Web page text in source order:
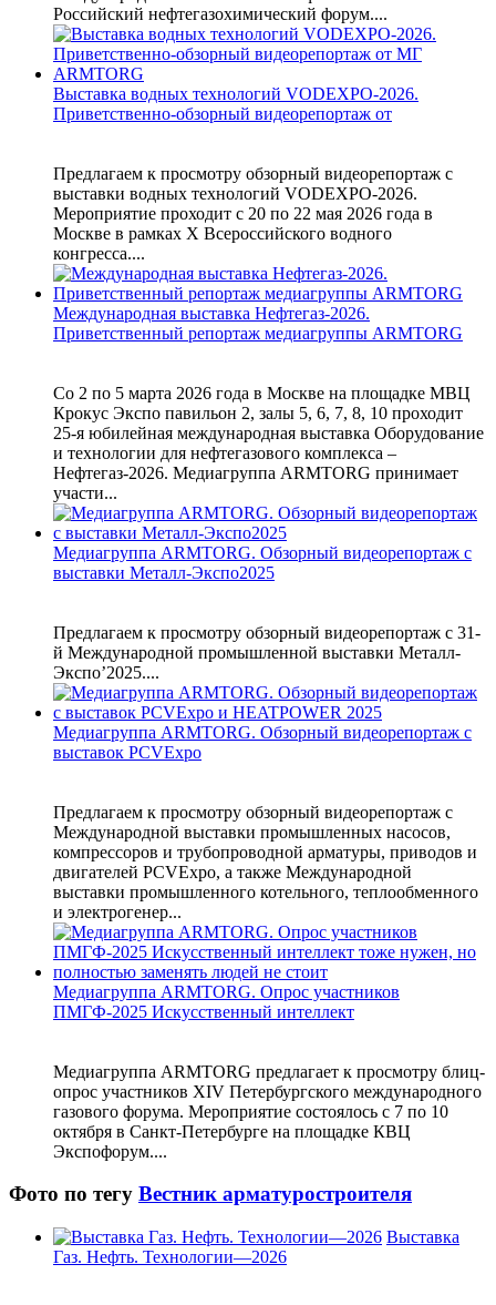
Российский нефтегазохимический форум....
Выставка водных технологий VODEXPO-2026.
Приветственно-обзорный видеорепортаж от
Предлагаем к просмотру обзорный видеорепортаж с
выставки водных технологий VODEXPO-2026.
Мероприятие проходит с 20 по 22 мая 2026 года в
Москве в рамках X Всероссийского водного
конгресса....
Международная выставка Нефтегаз-2026.
Приветственный репортаж медиагруппы ARMTORG
Со 2 по 5 марта 2026 года в Москве на площадке МВЦ
Крокус Экспо павильон 2, залы 5, 6, 7, 8, 10 проходит
25-я юбилейная международная выставка Оборудование
и технологии для нефтегазового комплекса –
Нефтегаз-2026. Медиагруппа ARMTORG принимает
участи...
Медиагруппа ARMTORG. Обзорный видеорепортаж с
выставки Металл-Экспо2025
Предлагаем к просмотру обзорный видеорепортаж с 31-
й Международной промышленной выставки Металл-
Экспо’2025....
Медиагруппа ARMTORG. Обзорный видеорепортаж с
выставок PCVExpo
Предлагаем к просмотру обзорный видеорепортаж с
Международной выставки промышленных насосов,
компрессоров и трубопроводной арматуры, приводов и
двигателей PCVExpo, а также Международной
выставки промышленного котельного, теплообменного
и электрогенер...
Медиагруппа ARMTORG. Опрос участников
ПМГФ-2025 Искусственный интеллект
Медиагруппа ARMTORG предлагает к просмотру блиц-
опрос участников XIV Петербургского международного
газового форума. Мероприятие состоялось с 7 по 10
октября в Санкт-Петербурге на площадке КВЦ
Экспофорум....
Фото по тегу Вестник арматуростроителя
Выставка
Газ. Нефть. Технологии—2026